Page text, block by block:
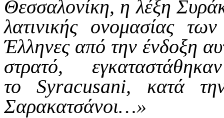
Θεσσαλονίκη, η λέξη
λατινικής ονομασίας
Έλληνες από την ένδοξη
στρατό,
τοSyracusani, κατά
Σαρακατσάνοι…»